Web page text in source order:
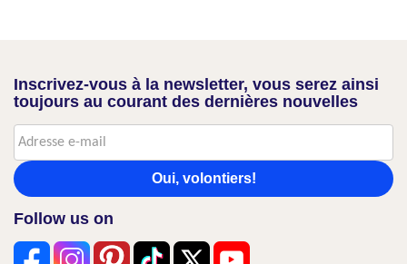
Inscrivez-vous à la newsletter, vous serez ainsi
toujours au courant des dernières nouvelles
Oui, volontiers!
Follow us on